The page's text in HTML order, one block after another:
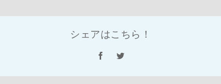
シェアはこちら！
FacebookTwitter